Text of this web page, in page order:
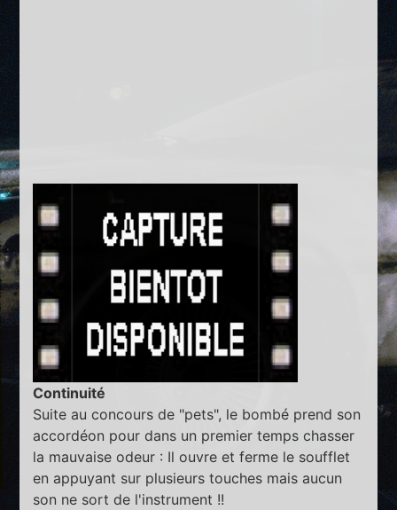
Continuité
Suite au concours de "pets", le bombé prend son
accordéon pour dans un premier temps chasser
la mauvaise odeur : Il ouvre et ferme le soufflet
en appuyant sur plusieurs touches mais aucun
son ne sort de l'instrument !!